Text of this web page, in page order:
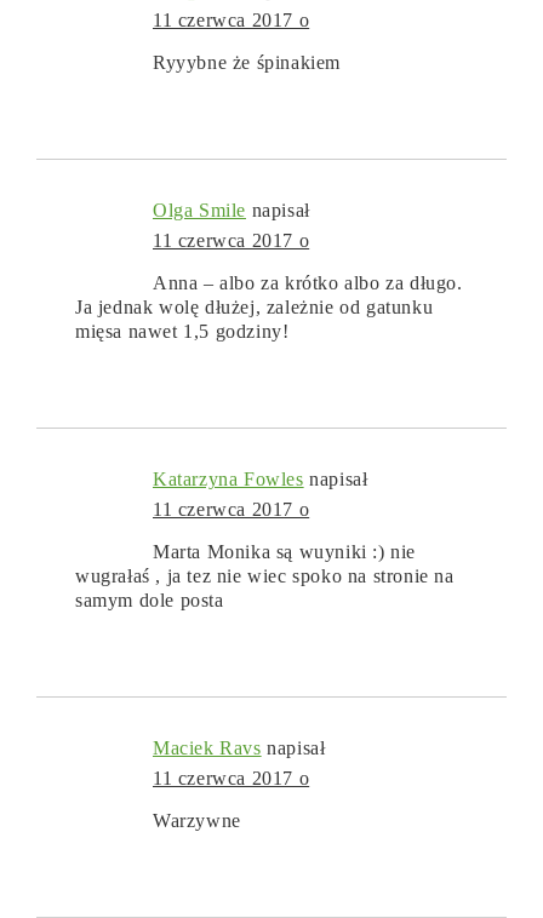
11 czerwca 2017 o
Ryyybne że śpinakiem
Olga Smile napisał
11 czerwca 2017 o
Anna – albo za krótko albo za długo.
Ja jednak wolę dłużej, zależnie od gatunku
mięsa nawet 1,5 godziny!
Katarzyna Fowles napisał
11 czerwca 2017 o
Marta Monika są wuyniki :) nie
wugrałaś , ja tez nie wiec spoko na stronie na
samym dole posta
Maciek Ravs napisał
11 czerwca 2017 o
Warzywne